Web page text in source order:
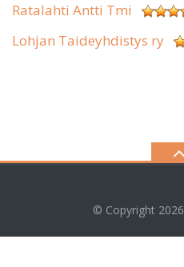
Ratalahti Antti Tmi
Lohjan Taideyhdistys ry
© Copyright 2026